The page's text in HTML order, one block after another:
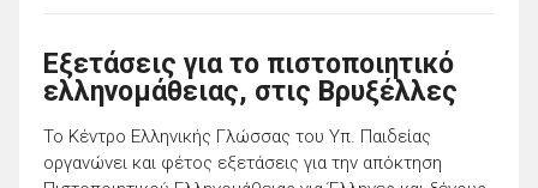
Εξετάσεις για το πιστοποιητικό
ελληνομάθειας, στις Βρυξέλλες
Το Κέντρο Ελληνικής Γλώσσας του Υπ. Παιδείας
οργανώνει και φέτος εξετάσεις για την απόκτηση